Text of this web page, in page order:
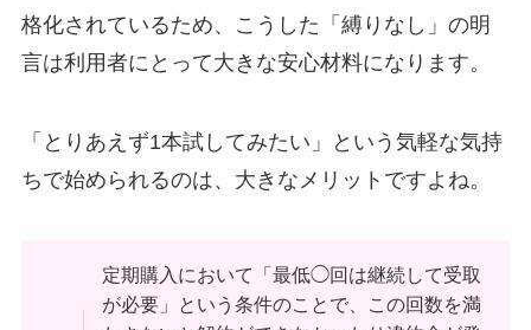
格化されているため、こうした「縛りなし」の明
言は利用者にとって大きな安心材料になります。
「とりあえず1本試してみたい」という気軽な気持
ちで始められるのは、大きなメリットですよね。
定期購入において「最低◯回は継続して受取
が必要」という条件のことで、この回数を満